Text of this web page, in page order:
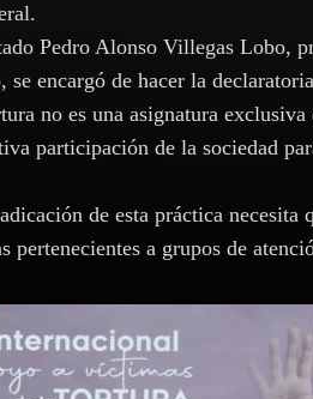
Pedro Alonso Villegas Lobo,
encargó de hacer la
no es una asignatura
participación de la sociedad
de esta práctica necesita
pertenecientes a grupos de